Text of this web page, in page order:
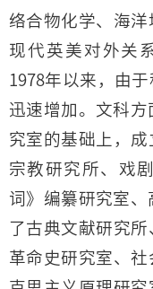
络合物化学、海
现代英美对外关
1978年以来，由
迅速增加。文科方
究室的基础上，
宗教研究所、戏
词》编纂研究室、
了古典文献研究
革命史研究室、